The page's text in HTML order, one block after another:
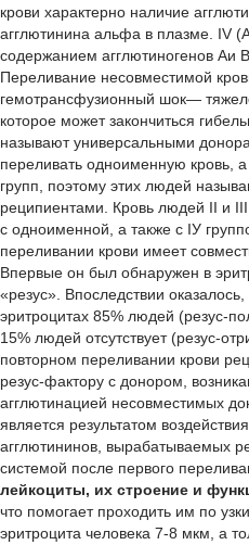
крови характерно наличие
агглютинина альфа в плазме. IV
содержанием агглютиногенов Аи
Переливание несовместимой
гемотрансфузионный шок—
которое может закончиться
называют универсальными
переливать одноименную кровь,
групп, поэтому этих людей
реципиентами. Кровь людей II и
с одноименной, а также с IУ
переливании крови имеет
Впервые он был обнаружен в
«резус». Впоследствии
эритроцитах 85% людей (резус-
15% людей отсутствует (резус-
повторном переливании крови
резус-фактору с донором,
агглютинацией несовместимых
является результатом
агглютининов, вырабатываемых
системой после первого
лейкоциты, их строение и
что помогает проходить им по
эритроцита человека 7-8 мкм, а